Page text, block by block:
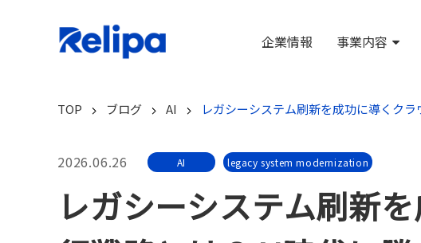
企業情報 事業内容
TOP ブログ AI レガシーシステム刷新を成功に導くク
2026.06.26 AI legacy system modernization
レガシーシステム刷新